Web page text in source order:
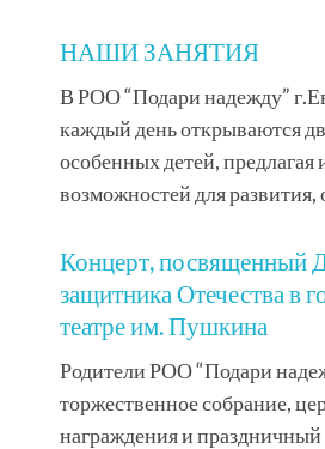
НАШИ ЗАНЯТИЯ
В РОО “Подари надежду”
каждый день открываются
особенных детей, предлагая
возможностей для развития,
Концерт, посвященный
защитника Отечества в
театре им. Пушкина
Родители РОО “Подари
торжественное собрание,
награждения и праздничный